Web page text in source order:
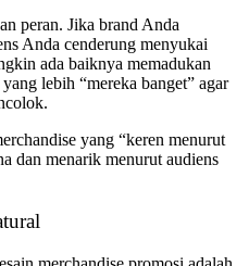
peran. Jika brand Anda
Anda cenderung menyukai
ada baiknya memadukan
lebih “mereka banget” agar
yang “keren menurut
dan menarik menurut audiens